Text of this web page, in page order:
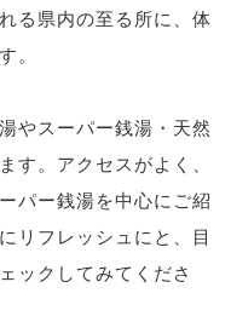
る県内の至る所に、体
。
やスーパー銭湯・天然
す。アクセスがよく、
パー銭湯を中心にご紹
リフレッシュにと、目
ックしてみてくださ